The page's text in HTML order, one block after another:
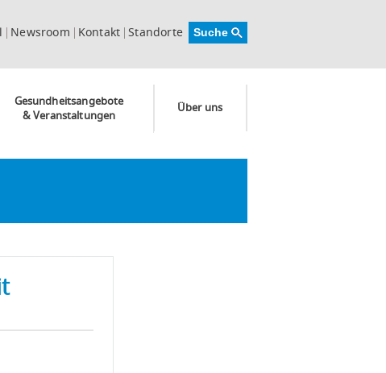
Newsroom Kontakt Standorte
Gesundheitsangebote
& Veranstaltungen
Über uns